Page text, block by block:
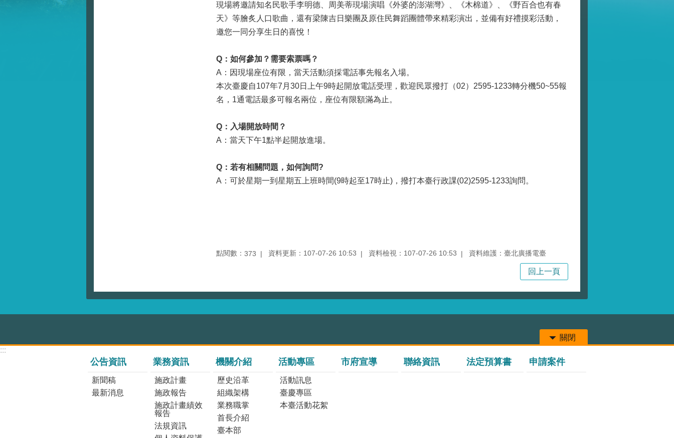
現場將邀請知名民歌手李明德、周美蒂現場演唱《外婆的澎湖灣》、《木棉道》、《野百合也有春
天》等膾炙人口歌曲，還有梁陳吉日樂團及原住民舞蹈團體帶來精彩演出，並備有好禮摸彩活動，
邀您一同分享生日的喜悅！
Q ：如何參加？需要索票嗎？
A：因現場座位有限，當天活動須採電話事先報名入場。
本次臺慶自107年7月30日上午9時起開放電話受理，歡迎民眾撥打（02）2595-1233轉分機50~55報
名，1通電話最多可報名兩位，座位有限額滿為止。
Q ：入場開放時間？
A：當天下午1點半起開放進場。
Q ：若有相關問題，如何詢問?
A：可於星期一到星期五上班時間(9時起至17時止)，撥打本臺行政課(02)2595-1233詢問。
點閱數： 373 資料更新：107-07-26 10:53 資料檢視：107-07-26 10:53 資料維護：臺北廣播電臺
回上一頁
關閉
:::
公告資訊
新聞稿
最新消息
業務資訊
施政計畫
施政報告
施政計畫績效
報告
法規資訊
機關介紹
歷史沿革
組織架構
業務職掌
首長介紹
臺本部
活動專區
活動訊息
臺慶專區
本臺活動花絮
市府宣導 聯絡資訊 法定預算書 申請案件